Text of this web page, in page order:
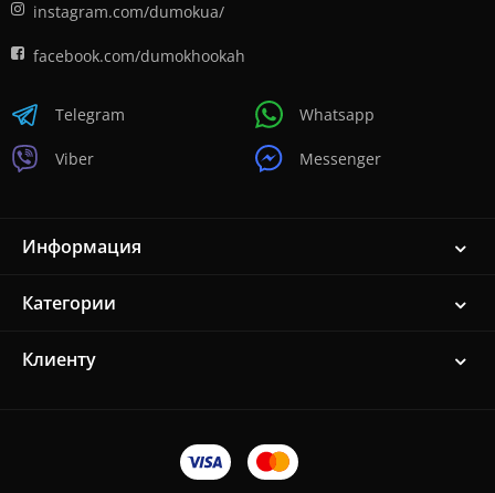
instagram.com/dumokua/
facebook.com/dumokhookah
Telegram
Viber
Whatsapp
Messenger
Информация
Категории
Клиенту